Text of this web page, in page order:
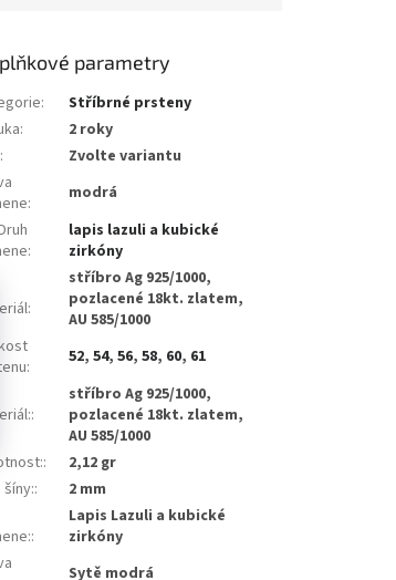
parametry
:
Stříbrné prsteny
:
2 roky
:
Zvolte variantu
:
modrá
:
lapis lazuli a kubické
zirkóny
:
stříbro Ag 925/1000,
pozlacené 18kt. zlatem,
AU 585/1000
: 52,54,56,58, 60, 61
:
stříbro Ag 925/1000,
pozlacené 18kt. zlatem,
AU 585/1000
:
2,12 gr
šíny::
2 mm
:
Lapis Lazuli a kubické
zirkóny
Sytě modrá